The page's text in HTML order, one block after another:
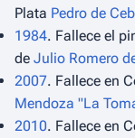
Plata Pedro de
1984. Fallece el
de Julio Romero
2007. Fallece en
Mendoza "La
2010. Fallece en